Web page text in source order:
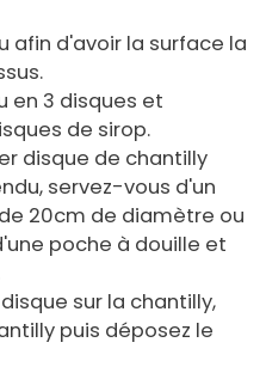
afin d'avoir la surface la
en 3 disques et
de sirop.
disque de chantilly
servez-vous d'un
20cm de diamètre ou
poche à douille et
sur la chantilly,
puis déposez le